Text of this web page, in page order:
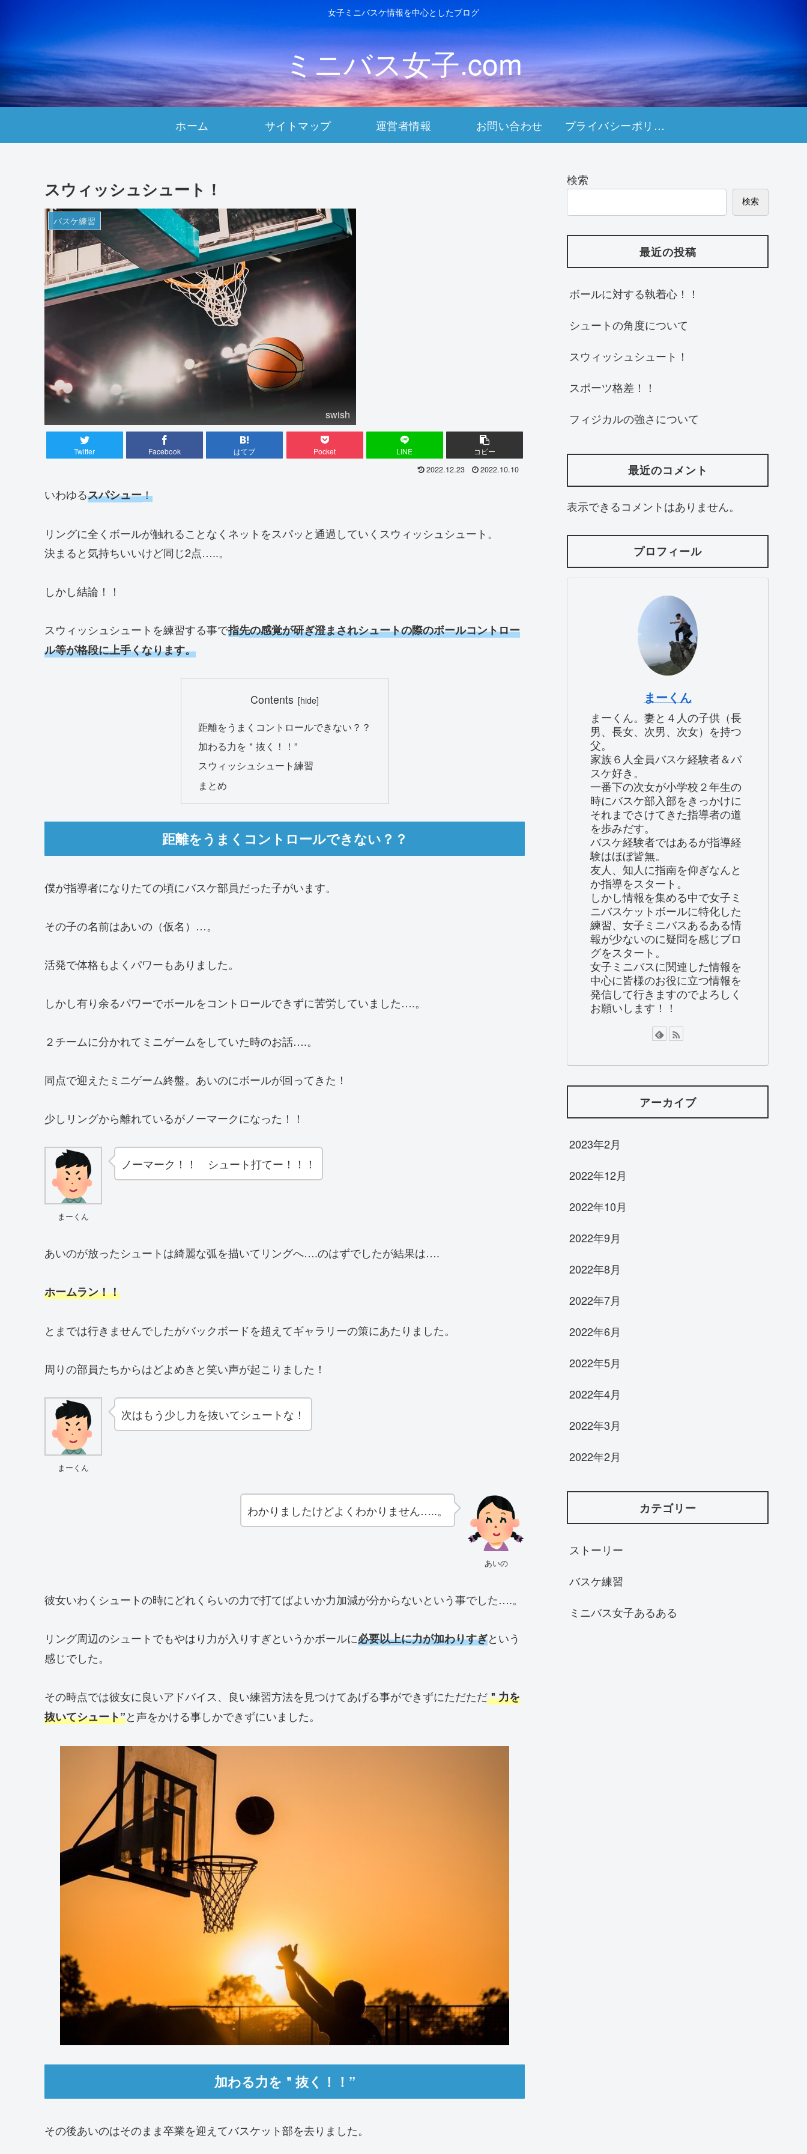
女子ミニバスケ情報を中心としたブログ
ミニバス女子.com
ホーム サイトマップ 運営者情報 お問い合わせ プライバシーポリシ
スウィッシュシュート！
バスケ練習
swish
Twitter Facebook はてブ Pocket LINE コピー
2022.12.23 2022.10.10
いわゆるスパシュー！
リングに全くボールが触れることなくネットをスパッと通過していくスウィッシュシュート。
決まると気持ちいいけど同じ2点…..。
しかし結論！！
スウィッシュシュートを練習する事で指先の感覚が研ぎ澄まされシュートの際のボールコントロー
ル等が格段に上手くなります。
Contents
距離をうまくコントロールできない？？
加わる力を＂抜く！！”
スウィッシュシュート練習
まとめ
距離をうまくコントロールできない？？
僕が指導者になりたての頃にバスケ部員だった子がいます。
その子の名前はあいの（仮名）…。
活発で体格もよくパワーもありました。
しかし有り余るパワーでボールをコントロールできずに苦労していました….。
２チームに分かれてミニゲームをしていた時のお話….。
同点で迎えたミニゲーム終盤。あいのにボールが回ってきた！
少しリングから離れているがノーマークになった！！
まーくん
ノーマーク！！ シュート打てー！！！
あいのが放ったシュートは綺麗な弧を描いてリングへ….のはずでしたが結果は….
ホームラン！！
とまでは行きませんでしたがバックボードを超えてギャラリーの策にあたりました。
周りの部員たちからはどよめきと笑い声が起こりました！
まーくん
次はもう少し力を抜いてシュートな！
あいの
わかりましたけどよくわかりません…..。
彼女いわくシュートの時にどれくらいの力で打てばよいか力加減が分からないという事でした….。
リング周辺のシュートでもやはり力が入りすぎというかボールに必要以上に力が加わりすぎという
感じでした。
その時点では彼女に良いアドバイス、良い練習方法を見つけてあげる事ができずにただただ＂力を
抜いてシュート”と声をかける事しかできずにいました。
加わる力を＂抜く！！”
その後あいのはそのまま卒業を迎えてバスケット部を去りました。
検索
検索
最近の投稿
ボールに対する執着心！！
シュートの角度について
スウィッシュシュート！
スポーツ格差！！
フィジカルの強さについて
最近のコメント
表示できるコメントはありません。
プロフィール
まーくん
まーくん。妻と４人の子供（長
男、長女、次男、次女）を持つ
父。
家族６人全員バスケ経験者＆バ
スケ好き。
一番下の次女が小学校２年生の
時にバスケ部入部をきっかけに
それまでさけてきた指導者の道
を歩みだす。
バスケ経験者ではあるが指導経
験はほぼ皆無。
友人、知人に指南を仰ぎなんと
か指導をスタート。
しかし情報を集める中で女子ミ
ニバスケットボールに特化した
練習、女子ミニバスあるある情
報が少ないのに疑問を感じブロ
グをスタート。
女子ミニバスに関連した情報を
中心に皆様のお役に立つ情報を
発信して行きますのでよろしく
お願いします！！
アーカイブ
2023年2月
2022年12月
2022年10月
2022年9月
2022年8月
2022年7月
2022年6月
2022年5月
2022年4月
2022年3月
2022年2月
カテゴリー
ストーリー
バスケ練習
ミニバス女子あるある